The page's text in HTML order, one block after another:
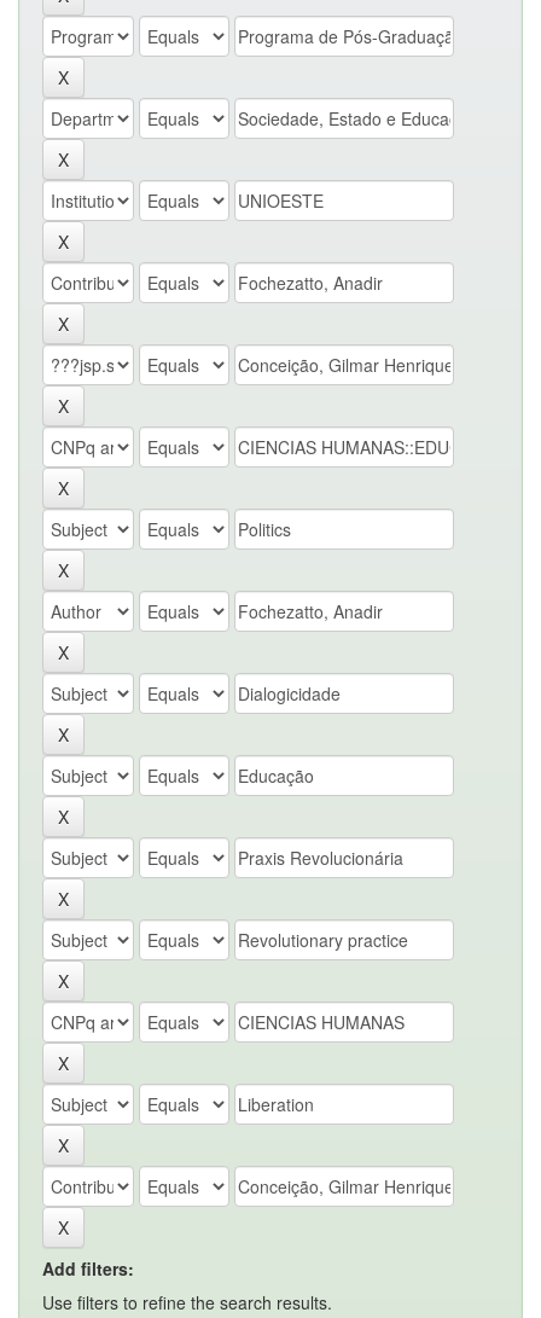
Add filters:
Use filters to refine the search results.